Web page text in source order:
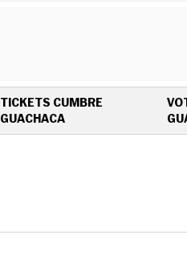
TICKETS CUMBRE
GUACHACAOPENS IN NEW